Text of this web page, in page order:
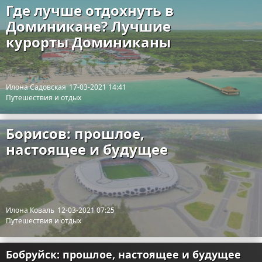
Где лучше отдохнуть в
Доминикане? Лучшие
курорты Доминиканы
Илона Садовская 17-03-2021 14:41
Путешествия и отдых
Борисов: прошлое,
настоящее и будущее
Илона Коваль 12-03-2021 07:25
Путешествия и отдых
Бобруйск: прошлое, настоящее и будущее